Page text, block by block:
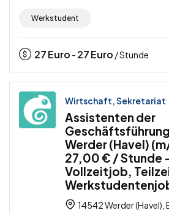
Werkstudent
27Euro - 27Euro / Stunde
Wirtschaft, Sekretariat
Assistenten der
Werder (Havel)
27,00 € / Stunde
Vollzeitjob,
14542 Werder (Havel),